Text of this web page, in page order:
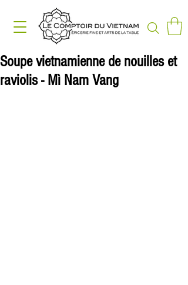
Soupe vietnamienne de nouilles et
raviolis - Mì Nam Vang